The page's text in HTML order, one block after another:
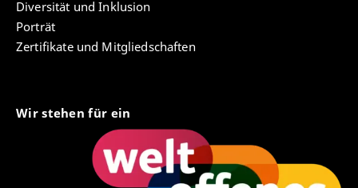
Diversität und Inklusion
Porträt
Zertifikate und Mitgliedschaften
Wir stehen für ein